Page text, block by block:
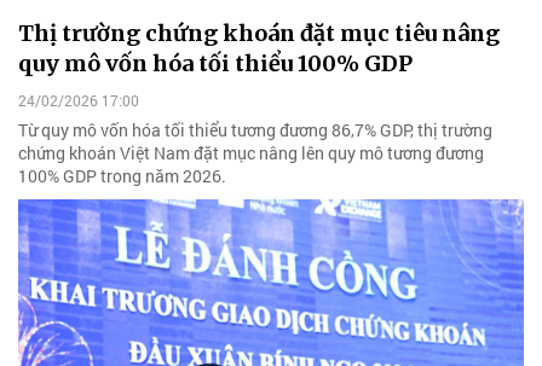
Thị trường chứng khoán đặt mục tiêu nâng
quy mô vốn hóa tối thiểu 100% GDP
24/02/2026 17:00
Từ quy mô vốn hóa tối thiểu tương đương 86,7% GDP, thị trường
chứng khoán Việt Nam đặt mục nâng lên quy mô tương đương
100% GDP trong năm 2026.